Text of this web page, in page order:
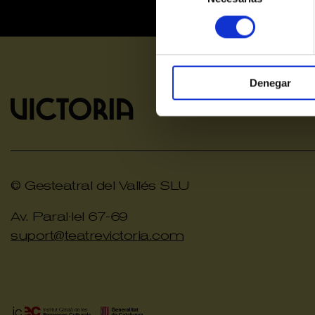
consentimiento
Denegar
© Gesteatral del Vallés SLU
Av. Paral·lel 67-69
suport@teatrevictoria.com